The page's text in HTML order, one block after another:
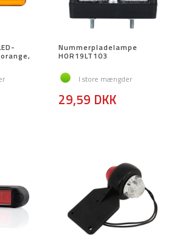
Nummerpladelampe
HOR19LT103
I store mængder
29,59 DKK